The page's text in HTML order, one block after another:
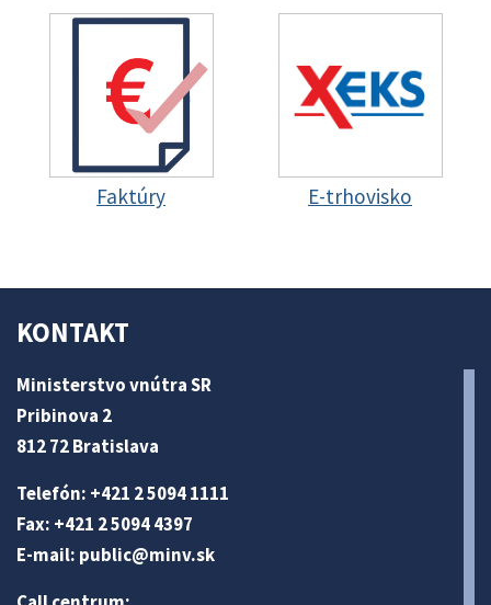
Faktúry E-trhovisko
KONTAKT
Ministerstvo vnútra SR
Pribinova 2
812 72 Bratislava
Telefón: +421 2 5094 1111
Fax: +421 2 5094 4397
E-mail: public@minv.sk